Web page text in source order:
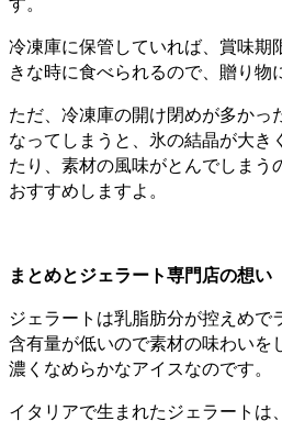
冷凍庫に保管していれば、賞味期
きな時に食べられるので、贈り物
ただ、冷凍庫の開け閉めが多かっ
なってしまうと、氷の結晶が大き
たり、素材の風味がとんでしまう
おすすめしますよ。
まとめとジェラート専門店の想い
ジェラートは乳脂肪分が控えめ
含有量が低いので素材の味わいを
濃くなめらかなアイスなのです。
イタリアで生まれたジェラートは